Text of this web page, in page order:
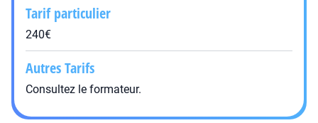
Tarif particulier
240€
Autres Tarifs
Consultez le formateur.